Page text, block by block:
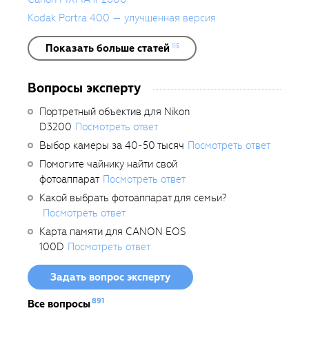
Kodak Portra 400 — улучшенная версия
Показать больше статей 115
Вопросы эксперту
Портретный объектив для Nikon
D3200 Посмотреть ответ
Выбор камеры за 40-50 тысяч Посмотреть ответ
Помогите чайнику найти свой
фотоаппарат Посмотреть ответ
Какой выбрать фотоаппарат для семьи?
Посмотреть ответ
Карта памяти для CANON EOS
100D Посмотреть ответ
Задать вопрос эксперту
Все вопросы891